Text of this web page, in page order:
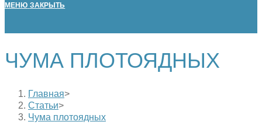
МЕНЮ ЗАКРЫТЬ
ЧУМА ПЛОТОЯДНЫХ
Главная>
Статьи>
Чума плотоядных